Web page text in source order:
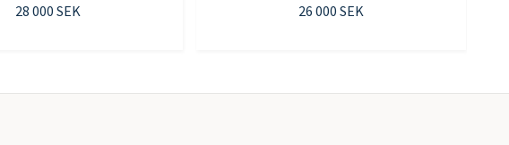
28 000 SEK
26 000 SEK